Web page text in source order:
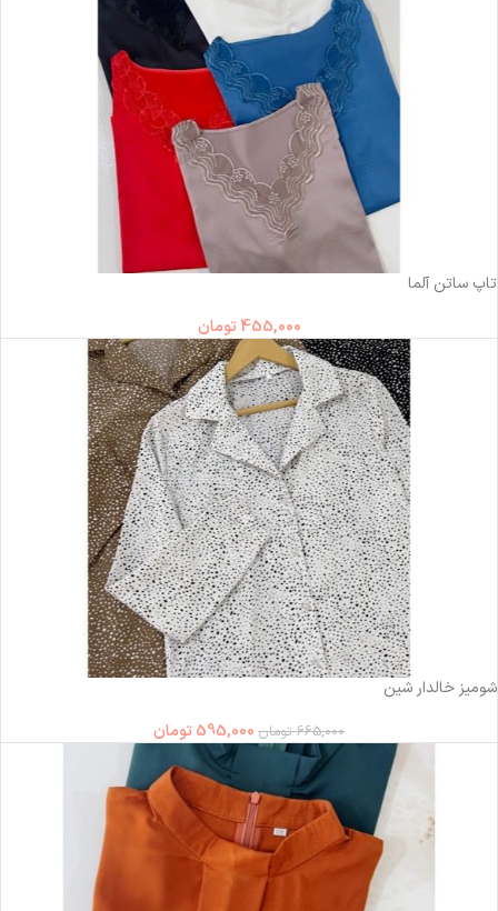
تاپ ساتن آلما
455,000 تومان
شومیز خالدار شین
665,000 تومان 595,000 تومان